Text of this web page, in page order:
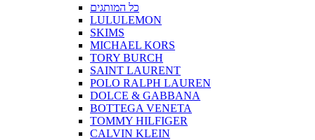
כל המותגים
LULULEMON
SKIMS
MICHAEL KORS
TORY BURCH
SAINT LAURENT
POLO RALPH LAUREN
DOLCE & GABBANA
BOTTEGA VENETA
TOMMY HILFIGER
CALVIN KLEIN